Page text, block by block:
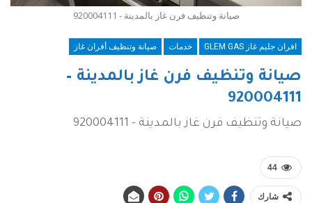
صيانة وتنظيف فرن غاز بالمدينة - 920004111
افران جليم غاز GLEM GAS خدمات صيانة وتنظيف أفران غاز
صيانة وتنظيف فرن غاز بالمدينة –
920004111
صيانة وتنظيف فرن غاز بالمدينة - 920004111
44
شارك